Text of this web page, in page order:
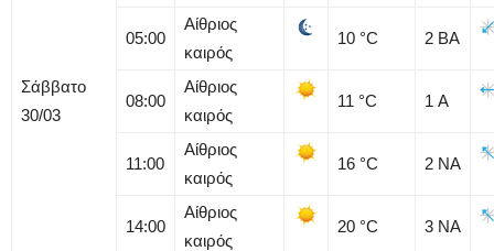
Σάββατο
30/03
05:00
Αίθριος
καιρός
10 °C 2 ΒΑ
08:00
Αίθριος
καιρός
11 °C 1 Α
11:00
Αίθριος
καιρός
16 °C 2 ΝΑ
14:00
Αίθριος
καιρός
20 °C 3 ΝΑ